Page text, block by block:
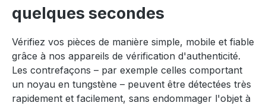
quelques secondes
Vérifiez vos pièces de manière simple, mobile et fiable
grâce à nos appareils de vérification d'authenticité.
Les contrefaçons – par exemple celles comportant
un noyau en tungstène – peuvent être détectées très
rapidement et facilement, sans endommager l'objet à